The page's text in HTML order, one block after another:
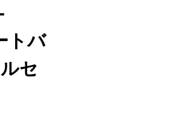
トバ
セ